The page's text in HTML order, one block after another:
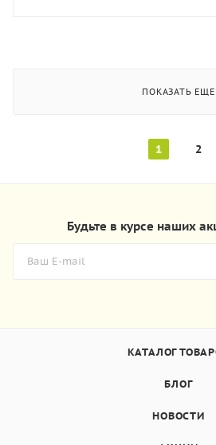
ПОКАЗАТЬ ЕЩЕ
1 2
Будьте в курсе наших
КАТАЛОГ
БЛОГ
НОВОСТИ